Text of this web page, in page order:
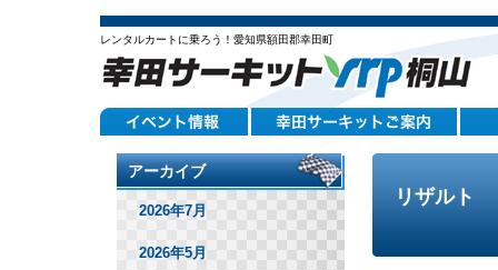
レンタルカートに乗ろう！愛知県額田郡幸田町
リザルト
アーカイブ
2026年7月
2026年5月